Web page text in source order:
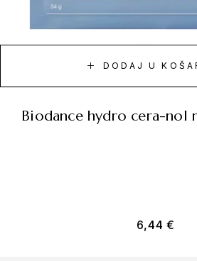
DODAJ U
biodance hydro cera-nol
6,44€